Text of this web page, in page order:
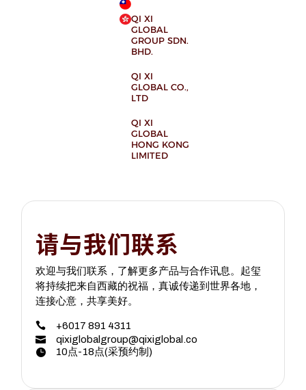
QI XI
GLOBAL
GROUP SDN.
BHD.
QI XI
GLOBAL CO.,
LTD
QI XI
GLOBAL
HONG KONG
LIMITED
请与我们联系
欢迎与我们联系，了解更多产品与合作讯息。起玺
将持续把来自西藏的祝福，真诚传递到世界各地，
连接心意，共享美好。
+6017 891 4311
qixiglobalgroup@qixiglobal.co
10点-18点(采预约制)